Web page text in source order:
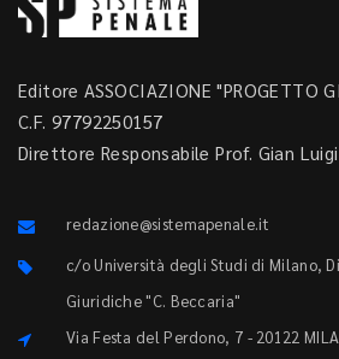
Editore ASSOCIAZIONE "PROGETTO
C.F. 97792250157
Direttore Responsabile Prof. Gian
redazione@sistemapenale.it
c/o Università degli Studi di Milano,
Giuridiche "C. Beccaria"
Via Festa del Perdono, 7 - 20122